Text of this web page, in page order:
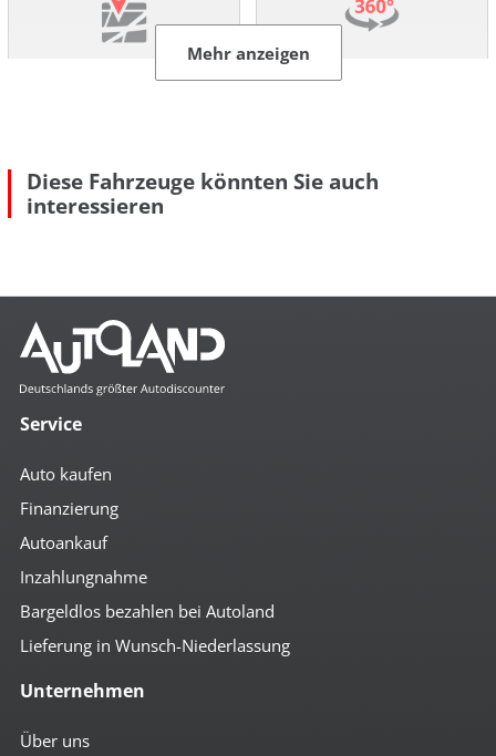
Mehr anzeigen
Komfort
4x el. Fensterheber
beheizbare Aussenspiegel
el. anklappbare Spiegel
el. Fahrersitz
el. Spiegel
geteilte Rücksitzbank
Getränkehalter
höhenverst. Fahrersitz
höhenverst. Lenkrad
Klima
Lederlenkrad
Mittelarmlehne vorn
Notbremsassistent
Mehr anzeigen
Diese Fahrzeuge könnten Sie auch
interessieren
Service
Auto kaufen
Finanzierung
Autoankauf
Inzahlungnahme
Bargeldlos bezahlen bei Autoland
Lieferung in Wunsch-Niederlassung
Unternehmen
Über uns